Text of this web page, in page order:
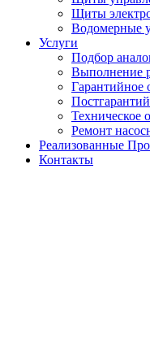
Щиты
Водомерные
Услуги
Подбор
Выполнение
Гарантийное
Техническое
Ремонт
Реализованные
Контакты